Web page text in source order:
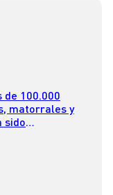
de 100.000
matorrales y
sido